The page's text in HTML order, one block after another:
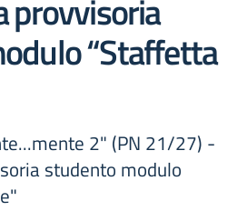
provvisoria
“Staffetta
2" (PN 21/27) -
studento modulo